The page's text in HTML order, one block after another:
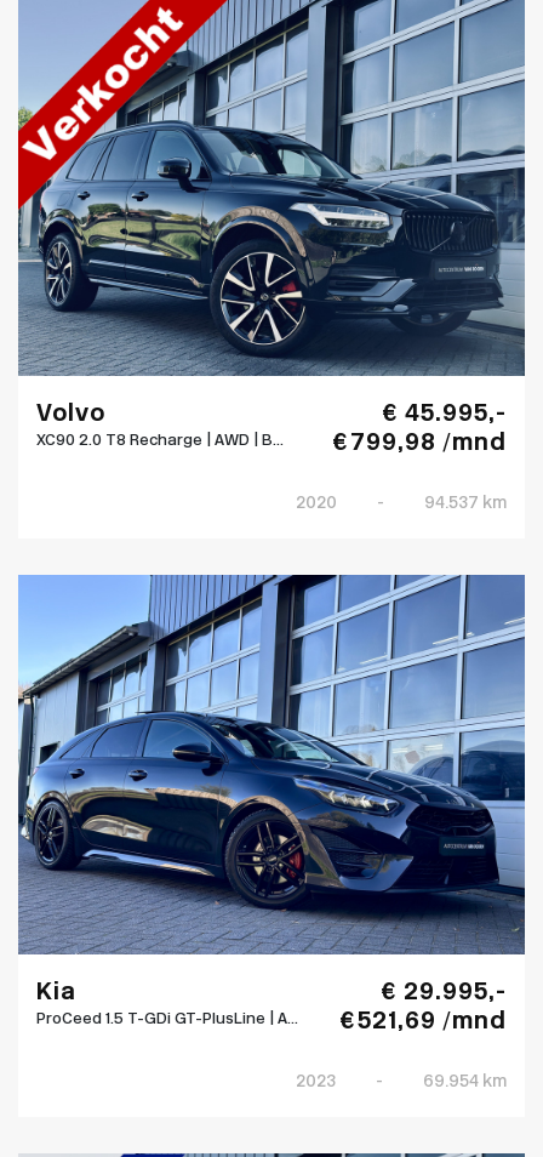
Volvo
XC90 2.0 T8 Recharge | AWD | B...
€ 45.995,-
€ 799,98 /mnd
2020 - 94.537 km
Kia
ProCeed 1.5 T-GDi GT-PlusLine | A...
€ 29.995,-
€ 521,69 /mnd
2023 - 69.954 km